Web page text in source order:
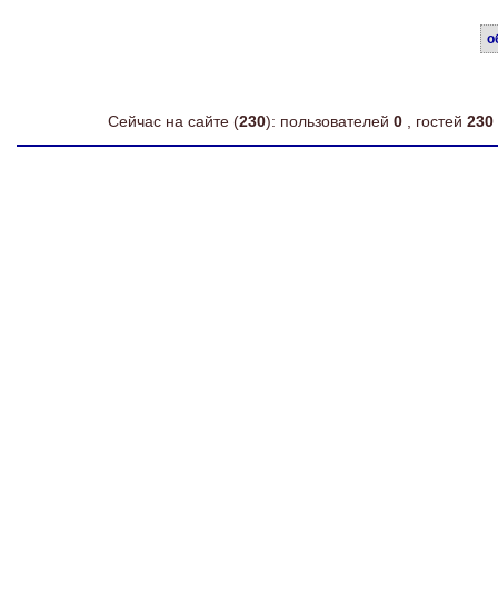
Сейчас на сайте (230): пользователей 0 , гостей 230